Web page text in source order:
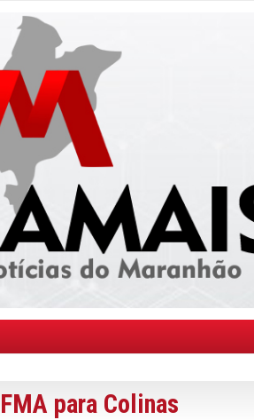
para Colinas